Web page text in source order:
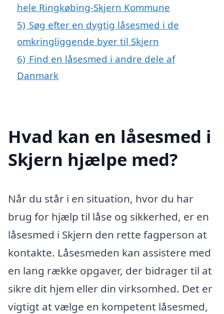
hele Ringkøbing-Skjern Kommune
5) Søg efter en dygtig låsesmed i de
omkringliggende byer til Skjern
6) Find en låsesmed i andre dele af
Danmark
Hvad kan en låsesmed i
Skjern hjælpe med?
Når du står i en situation, hvor du har
brug for hjælp til låse og sikkerhed, er en
låsesmed i Skjern den rette fagperson at
kontakte. Låsesmeden kan assistere med
en lang række opgaver, der bidrager til at
sikre dit hjem eller din virksomhed. Det er
vigtigt at vælge en kompetent låsesmed,